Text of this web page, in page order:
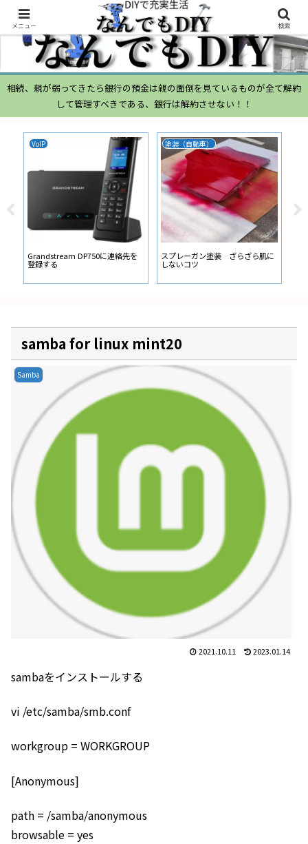
相続、親が弱ってきたら銀行の預金は親の面倒を見ているものが全て解約
して管理すべきである、銀行は解約させない！！
VoIP
Grandstream DP750に連絡先を
登録する
塗装（自動車）
スプレーガン塗装 ざらざら肌に
しないコツ
ム
samba for linux mint20
Samba
2021.10.11 2023.01.14
sambaをインストールする
vi /etc/samba/smb.conf
workgroup = WORKGROUP
[Anonymous]
path = /samba/anonymous
browsable = yes
メニュー 検索